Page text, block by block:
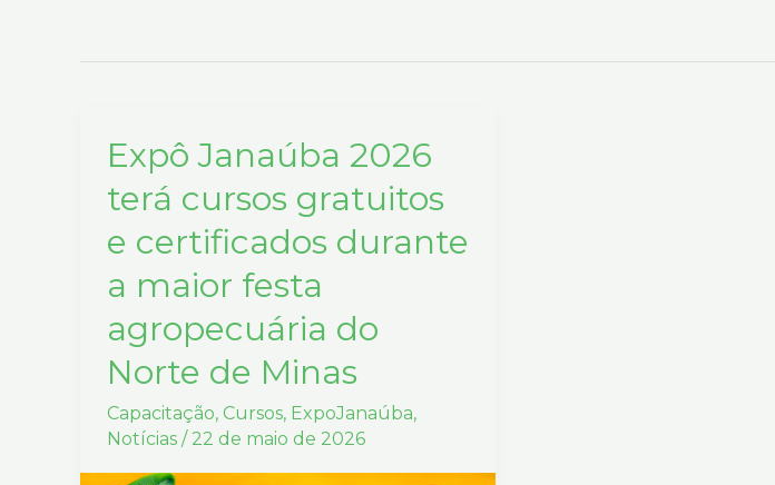
Expô Janaúba 2026
terá cursos gratuitos
e certificados durante
a maior festa
agropecuária do
Norte de Minas
Capacitação, Cursos, ExpoJanaúba,
Notícias / 22 de maio de 2026
Expô
Janaúba
2026
terá
cursos
e
certificados
durante
a
maior